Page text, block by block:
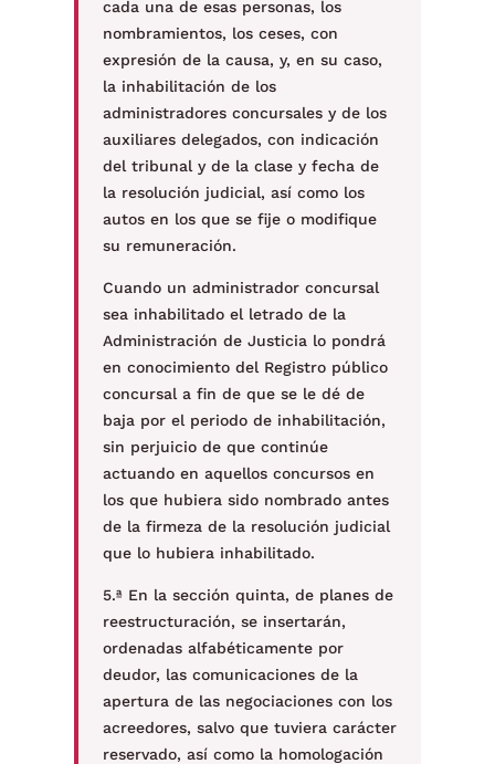
cada una de esas personas, los
nombramientos, los ceses, con
expresión de la causa, y, en su caso,
la inhabilitación de los
administradores concursales y de los
auxiliares delegados, con indicación
del tribunal y de la clase y fecha de
la resolución judicial, así como los
autos en los que se fije o modifique
su remuneración.
Cuando un administrador concursal
sea inhabilitado el letrado de la
Administración de Justicia lo pondrá
en conocimiento del Registro público
concursal a fin de que se le dé de
baja por el periodo de inhabilitación,
sin perjuicio de que continúe
actuando en aquellos concursos en
los que hubiera sido nombrado antes
de la firmeza de la resolución judicial
que lo hubiera inhabilitado.
5.ª En la sección quinta, de planes de
reestructuración, se insertarán,
ordenadas alfabéticamente por
deudor, las comunicaciones de la
apertura de las negociaciones con los
acreedores, salvo que tuviera carácter
reservado, así como la homologación